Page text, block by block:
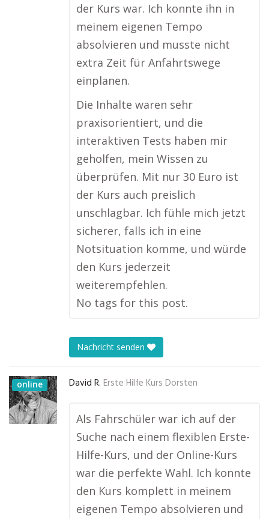
der Kurs war. Ich konnte ihn in
meinem eigenen Tempo
absolvieren und musste nicht
extra Zeit für Anfahrtswege
einplanen.
Die Inhalte waren sehr
praxisorientiert, und die
interaktiven Tests haben mir
geholfen, mein Wissen zu
überprüfen. Mit nur 30 Euro ist
der Kurs auch preislich
unschlagbar. Ich fühle mich jetzt
sicherer, falls ich in eine
Notsituation komme, und würde
den Kurs jederzeit
weiterempfehlen.
No tags for this post.
Nachricht senden
online David R. Erste Hilfe Kurs Dorsten
Als Fahrschüler war ich auf der
Suche nach einem flexiblen Erste-
Hilfe-Kurs, und der Online-Kurs
war die perfekte Wahl. Ich konnte
den Kurs komplett in meinem
eigenen Tempo absolvieren und